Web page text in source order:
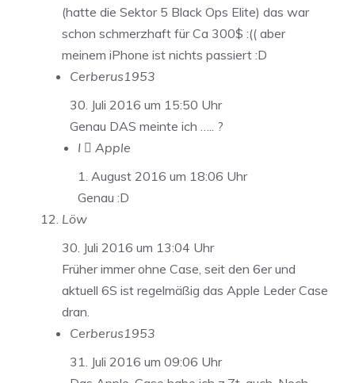
(hatte die Sektor 5 Black Ops Elite) das war
schon schmerzhaft für Ca 300$ :(( aber
meinem iPhone ist nichts passiert :D
Cerberus1953
30. Juli 2016 um 15:50 Uhr
Genau DAS meinte ich ….. ?
I  Apple
1. August 2016 um 18:06 Uhr
Genau :D
Löw
30. Juli 2016 um 13:04 Uhr
Früher immer ohne Case, seit den 6er und
aktuell 6S ist regelmäßig das Apple Leder Case
dran.
Cerberus1953
31. Juli 2016 um 09:06 Uhr